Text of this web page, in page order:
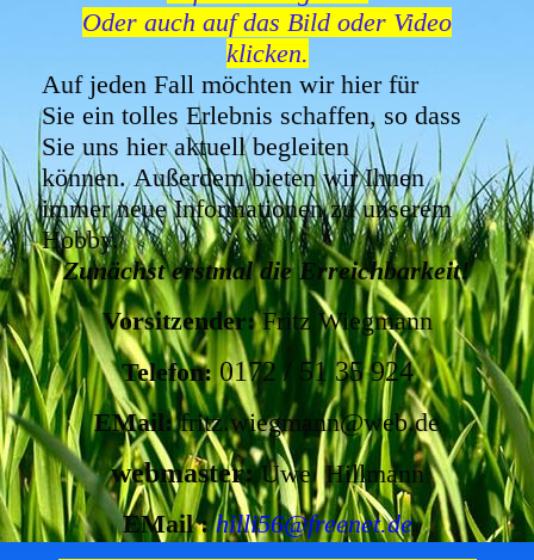
Oder auch auf das Bild oder Video
klicken.
Auf jeden Fall möchten wir hier für
Sie ein tolles Erlebnis schaffen, so dass
Sie uns hier aktuell begleiten
können. Außerdem bieten wir Ihnen
immer neue Informationen zu unserem
Hobby.
Zunächst erstmal die Erreichbarkeit!
Vorsitzender:Fritz Wiegmann
Telefon:0172 / 51 35 924
EMail:fritz.wiegmann@web.de
webmaster:Uwe Hillmann
EMail : hilli56@freenet.de